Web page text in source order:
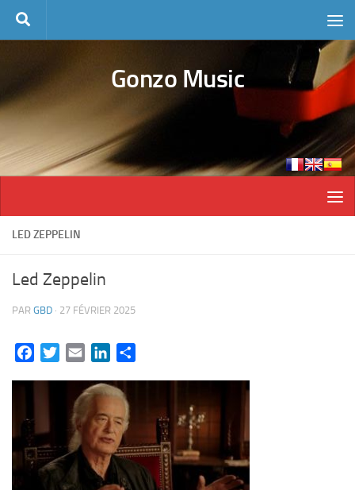
Skip to content
Gonzo Music
LED ZEPPELIN
Led Zeppelin
PAR GBD · 27 FÉVRIER 2025
FacebookTwitterEmail LinkedIn